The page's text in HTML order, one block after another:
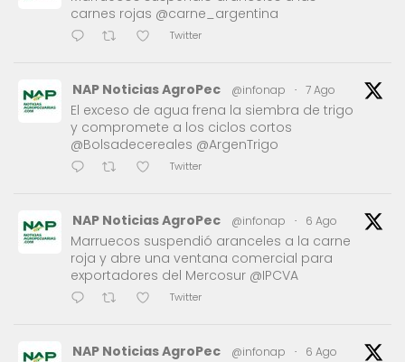
carnes rojas @carne_argentina
Twitter
NAP Noticias AgroPec @infonap · 7 Ago
El exceso de agua frena la siembra de trigo
y compromete a los ciclos cortos
@Bolsadecereales @ArgenTrigo
Twitter
NAP Noticias AgroPec @infonap · 6 Ago
Marruecos suspendió aranceles a la carne
roja y abre una ventana comercial para
exportadores del Mercosur @IPCVA
Twitter
NAP Noticias AgroPec @infonap · 6 Ago